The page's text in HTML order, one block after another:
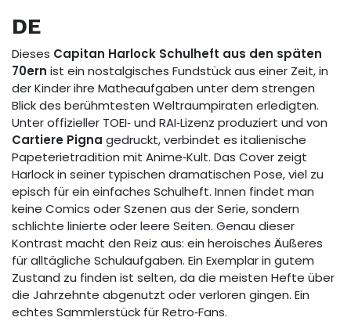
DE
Dieses Capitan Harlock Schulheft aus den späten
70ern ist ein nostalgisches Fundstück aus einer Zeit, in
der Kinder ihre Matheaufgaben unter dem strengen
Blick des berühmtesten Weltraumpiraten erledigten.
Unter offizieller TOEI‑ und RAI‑Lizenz produziert und von
Cartiere Pigna gedruckt, verbindet es italienische
Papeterietradition mit Anime‑Kult. Das Cover zeigt
Harlock in seiner typischen dramatischen Pose, viel zu
episch für ein einfaches Schulheft. Innen findet man
keine Comics oder Szenen aus der Serie, sondern
schlichte linierte oder leere Seiten. Genau dieser
Kontrast macht den Reiz aus: ein heroisches Äußeres
für alltägliche Schulaufgaben. Ein Exemplar in gutem
Zustand zu finden ist selten, da die meisten Hefte über
die Jahrzehnte abgenutzt oder verloren gingen. Ein
echtes Sammlerstück für Retro‑Fans.